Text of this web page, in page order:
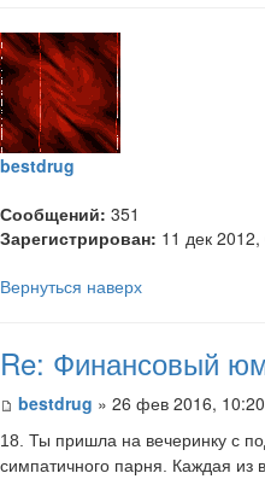
bestdrug
Сообщений: 351
Зарегистрирован: 11 дек
Вернуться наверх
Re: Финансовый
bestdrug » 26 фев 2016, 10:20
18. Ты пришла на вечеринку с
симпатичного парня. Каждая из